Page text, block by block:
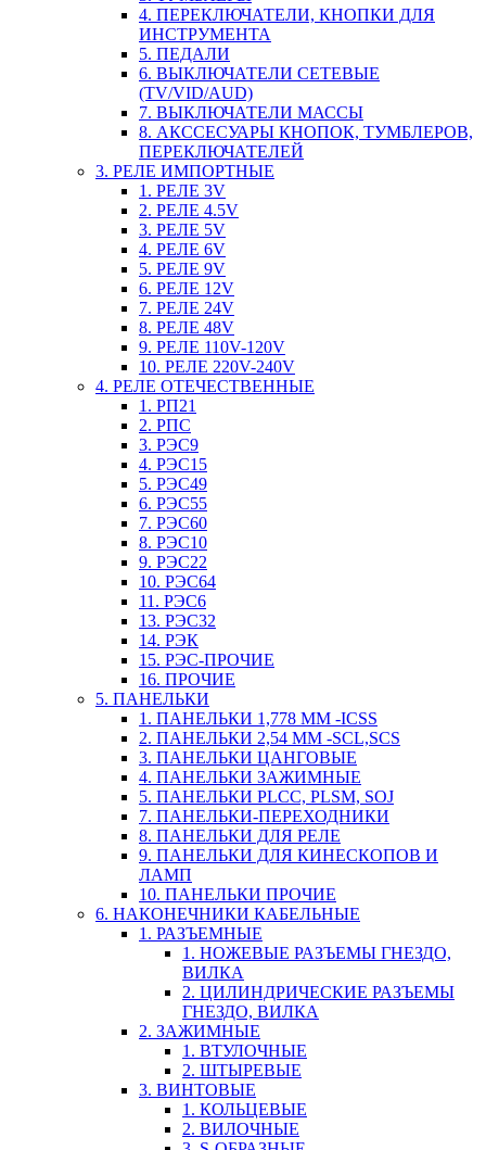
4. ПЕРЕКЛЮЧАТЕЛИ, КНОПКИ ДЛЯ
ИНСТРУМЕНТА
5. ПЕДАЛИ
6. ВЫКЛЮЧАТЕЛИ СЕТЕВЫЕ
(TV/VID/AUD)
7. ВЫКЛЮЧАТЕЛИ МАССЫ
8. АКССЕСУАРЫ КНОПОК, ТУМБЛЕРОВ,
ПЕРЕКЛЮЧАТЕЛЕЙ
3. РЕЛЕ ИМПОРТНЫЕ
1. РЕЛЕ 3V
2. РЕЛЕ 4.5V
3. РЕЛЕ 5V
4. РЕЛЕ 6V
5. РЕЛЕ 9V
6. РЕЛЕ 12V
7. РЕЛЕ 24V
8. РЕЛЕ 48V
9. РЕЛЕ 110V-120V
10. РЕЛЕ 220V-240V
4. РЕЛЕ ОТЕЧЕСТВЕННЫЕ
1. РП21
2. РПС
3. РЭС9
4. РЭС15
5. РЭС49
6. РЭС55
7. РЭС60
8. РЭС10
9. РЭС22
10. РЭС64
11. РЭС6
13. РЭС32
14. РЭК
15. РЭС-ПРОЧИЕ
16. ПРОЧИЕ
5. ПАНЕЛЬКИ
1. ПАНЕЛЬКИ 1,778 ММ -ICSS
2. ПАНЕЛЬКИ 2,54 ММ -SCL,SCS
3. ПАНЕЛЬКИ ЦАНГОВЫЕ
4. ПАНЕЛЬКИ ЗАЖИМНЫЕ
5. ПАНЕЛЬКИ PLCC, PLSM, SOJ
7. ПАНЕЛЬКИ-ПЕРЕХОДНИКИ
8. ПАНЕЛЬКИ ДЛЯ РЕЛЕ
9. ПАНЕЛЬКИ ДЛЯ КИНЕСКОПОВ И
ЛАМП
10. ПАНЕЛЬКИ ПРОЧИЕ
6. НАКОНЕЧНИКИ КАБЕЛЬНЫЕ
1. РАЗЪЕМНЫЕ
1. НОЖЕВЫЕ РАЗЪЕМЫ ГНЕЗДО,
ВИЛКА
2. ЦИЛИНДРИЧЕСКИЕ РАЗЪЕМЫ
ГНЕЗДО, ВИЛКА
2. ЗАЖИМНЫЕ
1. ВТУЛОЧНЫЕ
2. ШТЫРЕВЫЕ
3. ВИНТОВЫЕ
1. КОЛЬЦЕВЫЕ
2. ВИЛОЧНЫЕ